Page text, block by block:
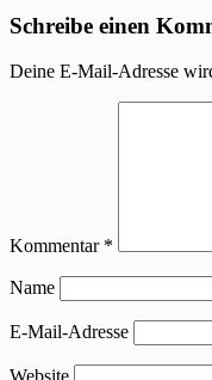
Schreibe einen
Deine E-Mail-Adresse
Kommentar *
Name
E-Mail-Adresse